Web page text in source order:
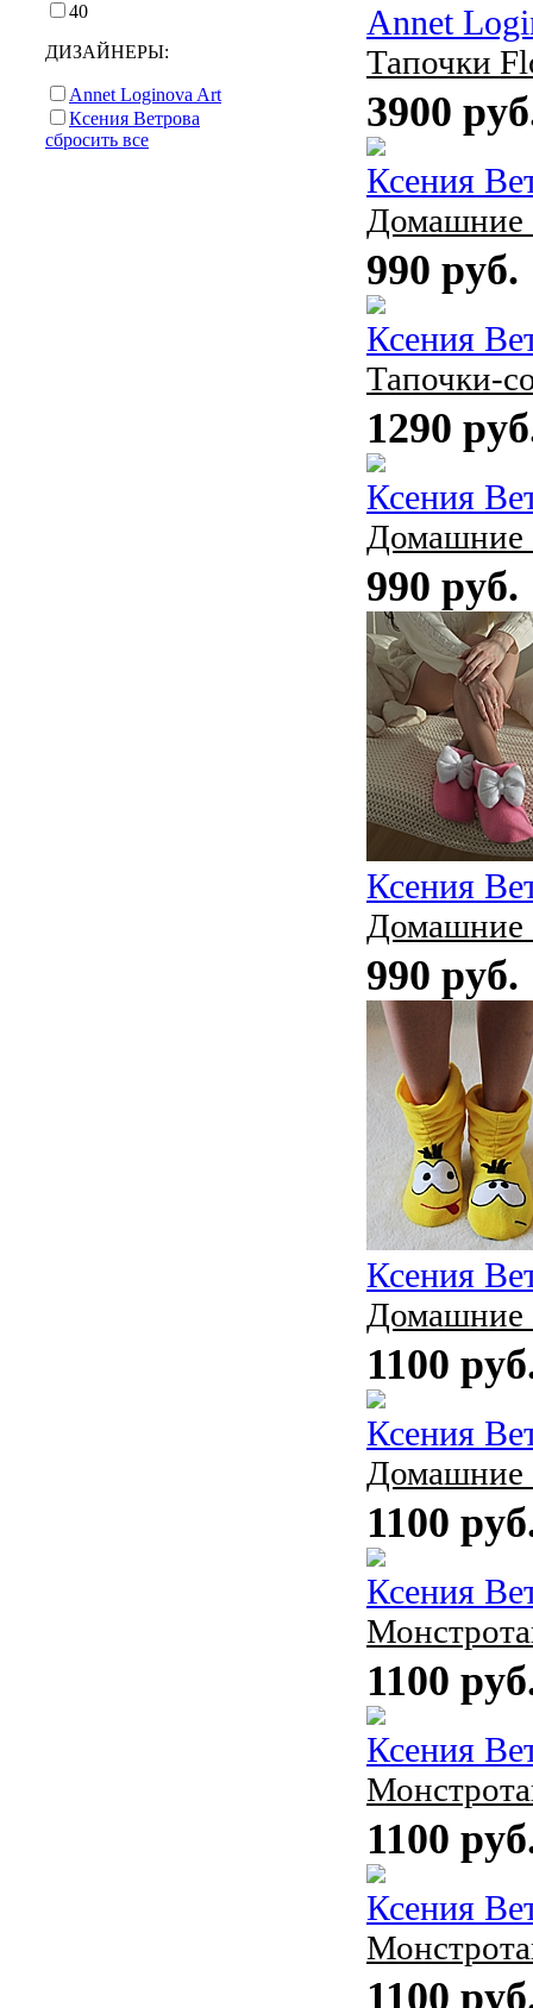
40
ДИЗАЙНЕРЫ:
Annet Loginova Art
Ксения Ветрова
сбросить все
Annet
Тапочки
3900
Ксения
Домашние
990 руб.
Ксения
Тапочки-
1290
Ксения
990 руб.
Ксения
Домашние
990 руб.
Ксения
Домашние
1100
Ксения
Домашние
1100
Ксения
1100
Ксения
1100
Ксения
1100